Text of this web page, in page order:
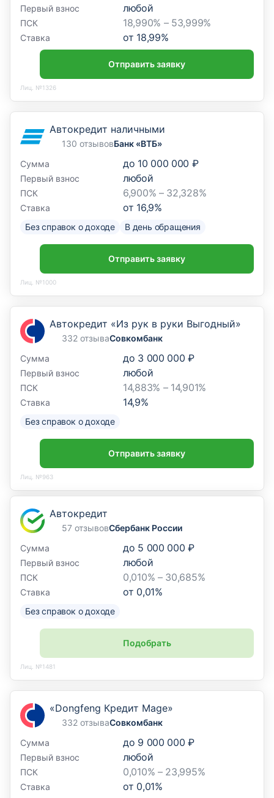
Первый взнос любой
ПСК 18,990% – 53,999%
Ставка от 18,99%
Отправить заявку
Лиц. №1326
Автокредит наличными
130 отзывовБанк «ВТБ»
Сумма
до 10 000 000 ₽
Первый взнос любой
ПСК 6,900% – 32,328%
Ставка от 16,9%
Без справок о доходе В день обращения
Отправить заявку
Лиц. №1000
Автокредит «Из рук в руки Выгодный»
332 отзываСовкомбанк
Сумма
до 3 000 000 ₽
Первый взнос любой
ПСК 14,883% – 14,901%
Ставка 14,9%
Без справок о доходе
Отправить заявку
Лиц. №963
Автокредит
57 отзывовСбербанк России
Сумма
до 5 000 000 ₽
Первый взнос любой
ПСК 0,010% – 30,685%
Ставка от 0,01%
Без справок о доходе
Подобрать
Лиц. №1481
«Dongfeng Кредит Mage»
332 отзываСовкомбанк
Сумма
до 9 000 000 ₽
Первый взнос любой
ПСК 0,010% – 23,995%
Ставка от 0,01%